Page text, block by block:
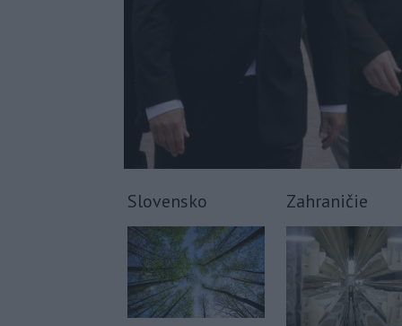
Slovensko Zahraničie